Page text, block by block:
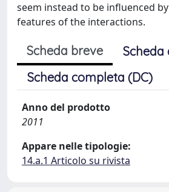
seem instead to be influenced
features of the interactions.
Scheda breve
Scheda
Scheda completa (DC)
Anno del prodotto
2011
Appare nelle tipologie:
14.a.1 Articolo su rivista